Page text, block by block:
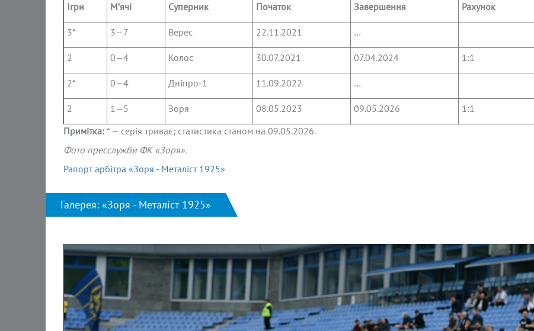
Ігри
М’ячі Суперник Початок Завершення Рахунок
3* 3—7 Верес 22.11.2021 …
2 0—4 Колос 30.07.2021 07.04.2024 1:1
2* 0—4 Дніпро-1 11.09.2022 …
2 1—5 Зоря 08.05.2023 09.05.2026
1:1
Примітка: * — серія триває; статистика станом на 09.05.2026.
Фото пресслужби ФК «Зоря».
Рапорт арбітра «Зоря - Металіст 1925»
Галерея: «Зоря - Металіст 1925»